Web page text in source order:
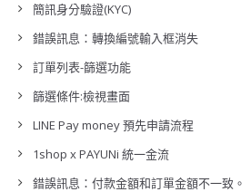
簡訊身分驗證(KYC)
錯誤訊息：轉換編號輸入框消失
訂單列表-篩選功能
篩選條件:檢視畫面
LINE Pay money 預先申請流程
1shop x PAYUNi 統一金流
錯誤訊息：付款金額和訂單金額不一致。